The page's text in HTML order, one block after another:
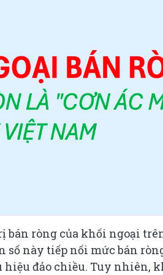
bán ròng của khối ngoại
số này tiếp nối mức bán
hiệu đảo chiều. Tuy nhiên,